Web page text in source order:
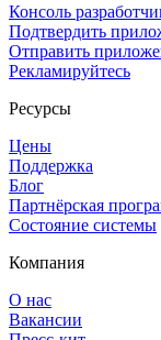
Консоль
Подтвердить
Отправить
Рекламируйтесь
Ресурсы
Цены
Поддержка
Блог
Партнёрская
Состояние системы
Компания
О нас
Вакансии